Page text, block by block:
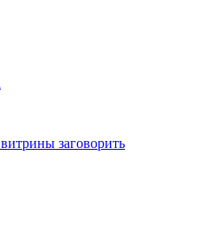
заговорить